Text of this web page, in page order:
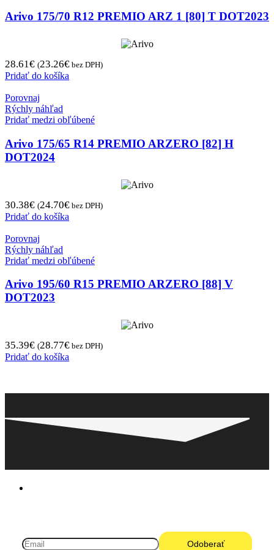
Arivo 175/70 R12 PREMIO ARZ 1 [80] T DOT2023
28.61€ (23.26€ bez DPH)
Pridať do košíka
Porovnaj
Rýchly náhľad
Pridať medzi obľúbené
Arivo 175/65 R14 PREMIO ARZERO [82] H
DOT2024
30.38€ (24.70€ bez DPH)
Pridať do košíka
Porovnaj
Rýchly náhľad
Pridať medzi obľúbené
Arivo 195/60 R15 PREMIO ARZERO [88] V
DOT2023
35.39€ (28.77€ bez DPH)
Pridať do košíka